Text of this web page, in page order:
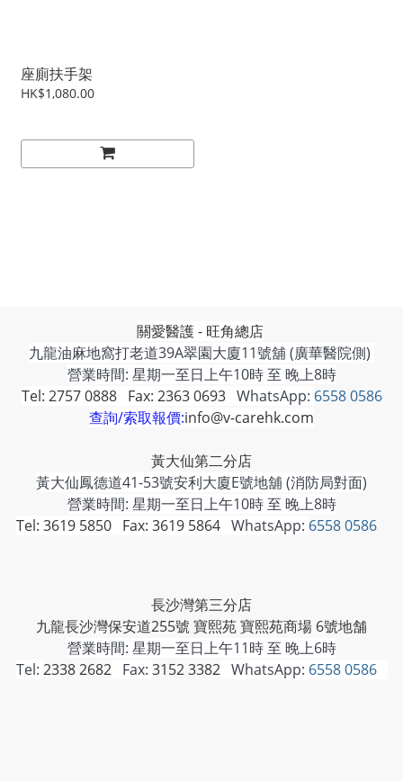
座廁扶手架
HK$1,080.00
關愛醫護 - 旺角總店
九龍油麻地窩打老道39A翠園大廈11號舖 (廣華醫院側)
營業時間: 星期一至日上午10時 至 晚上8時
Tel: 2757 0888 Fax: 2363 0693WhatsApp: 6558 0586
查詢/索取報價:info@v-carehk.com
黃大仙第二分店
黃大仙鳳德道41-53號安利大廈E號地舖 (消防局對面)
營業時間: 星期一至日上午10時 至 晚上8時
Tel: 3619 5850 Fax: 3619 5864WhatsApp: 6558 0586
長沙灣第三分店
九龍長沙灣保安道255號 寶熙苑 寶熙苑商場 6號地舗
營業時間: 星期一至日上午11時 至 晚上6時
Tel: 2338 2682Fax: 3152 3382WhatsApp: 6558 0586